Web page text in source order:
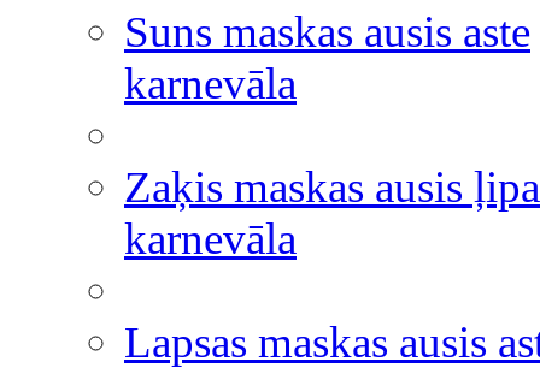
Suns maskas ausis aste
karnevāla
Zaķis maskas ausis
karnevāla
Lapsas maskas ausis